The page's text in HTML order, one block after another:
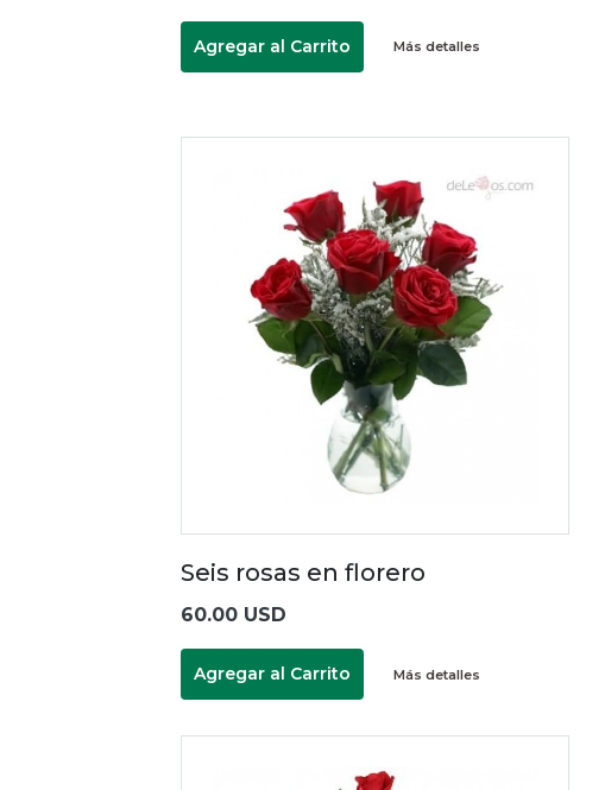
Agregar al Carrito Más detalles
Seis rosas en florero
60.00 USD
Agregar al Carrito Más detalles